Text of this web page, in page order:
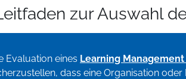
zur Auswahl
Evaluation eines Learning Management
dass eine Organisation